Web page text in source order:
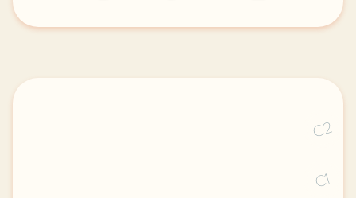
exercice b2 declaration universelle des droits de
C2
C1